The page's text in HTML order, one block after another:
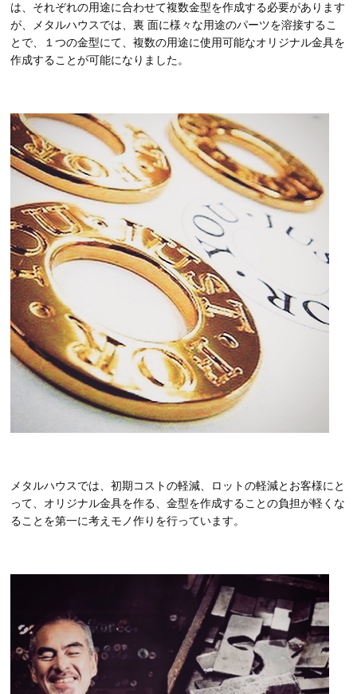
は、それぞれの用途に合わせて複数金型を作成する必要があります
が、メタルハウスでは、裏 面に様々な用途のパーツを溶接するこ
とで、１つの金型にて、複数の用途に使用可能なオリジナル金具を
作成することが可能になりました。
メタルハウスでは、初期コストの軽減、ロットの軽減とお客様にと
って、オリジナル金具を作る、金型を作成することの負担が軽くな
ることを第一に考えモノ作りを行っています。
レ
ー